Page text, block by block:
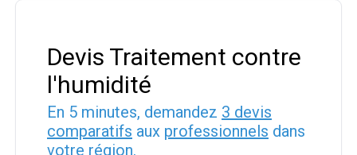
Devis Traitement contre
l'humidité
En 5 minutes, demandez 3 devis
comparatifs aux professionnels dans
votre région.